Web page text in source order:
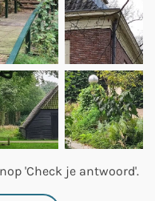
'Check je antwoord'.